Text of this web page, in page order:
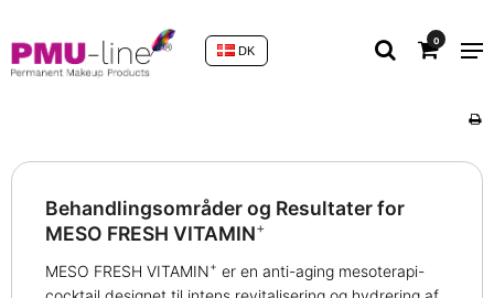
0
DK
Behandlingsområder og Resultater for
MESO FRESH VITAMIN+
MESO FRESH VITAMIN+ er en anti-aging mesoterapi-